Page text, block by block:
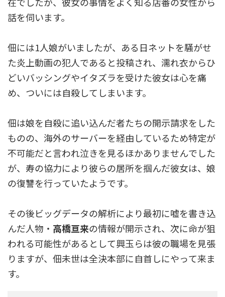
話を伺います。
佃には1人娘がいましたが、ある日ネットを騒がせ
た炎上動画の犯人であると投稿され、濡れ衣からひ
どいバッシングやイタズラを受けた彼女は心を痛
め、ついには自殺してしまいます。
佃は娘を自殺に追い込んだ者たちの開示請求をした
ものの、海外のサーバーを経由しているため特定が
不可能だと言われ泣きを見るほかありませんでした
が、寿の協力により彼らの居所を掴んだ彼女は、娘
の復讐を行っていたようです。
その後ビッグデータの解析により最初に嘘を書き込
んだ人物・ 高橋亘来の情報が開示され、次に命が狙
われる可能性があるとして興玉らは彼の職場を見張
りますが、佃未世は全決本部に自首しにやって来ま
す。